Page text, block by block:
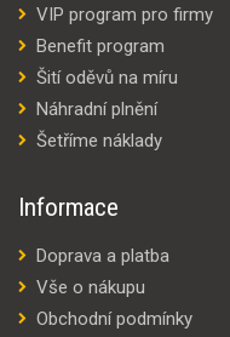
VIP program pro firmy
Benefit program
Šití oděvů na míru
Náhradní plnění
Šetříme náklady
Informace
Doprava a platba
Vše o nákupu
Obchodní podmínky